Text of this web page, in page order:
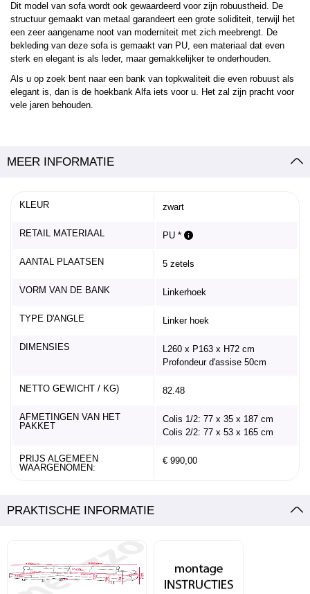
Dit model van sofa wordt ook gewaardeerd voor zijn robuustheid. De
structuur gemaakt van metaal garandeert een grote soliditeit, terwijl het
een zeer aangename noot van moderniteit met zich meebrengt. De
bekleding van deze sofa is gemaakt van PU, een materiaal dat even
sterk en elegant is als leder, maar gemakkelijker te onderhouden.
Als u op zoek bent naar een bank van topkwaliteit die even robuust als
elegant is, dan is de hoekbank Alfa iets voor u. Het zal zijn pracht voor
vele jaren behouden.
MEER INFORMATIE
KLEUR zwart
RETAIL MATERIAAL PU *
AANTAL PLAATSEN 5 zetels
VORM VAN DE BANK Linkerhoek
TYPE D'ANGLE Linker hoek
DIMENSIES
L260 x P163 x H72 cm
Profondeur d'assise 50cm
NETTO GEWICHT / KG) 82.48
AFMETINGEN VAN HET
PAKKET
Colis 1/2: 77 x 35 x 187 cm
Colis 2/2: 77 x 53 x 165 cm
PRIJS ALGEMEEN
WAARGENOMEN:
€ 990,00
PRAKTISCHE INFORMATIE